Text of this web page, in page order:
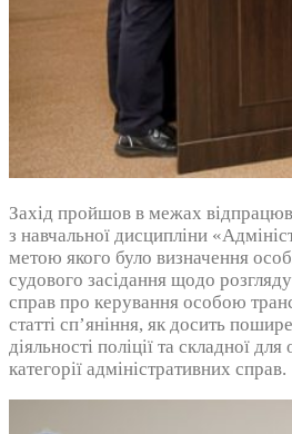
Захід пройшов в межах
з навчальної дисципліни
метою якого було визначення
судового засідання щодо
справ про керування особою
статті сп’яніння, як досить
діяльності поліції та складної
категорії адміністративних справ.